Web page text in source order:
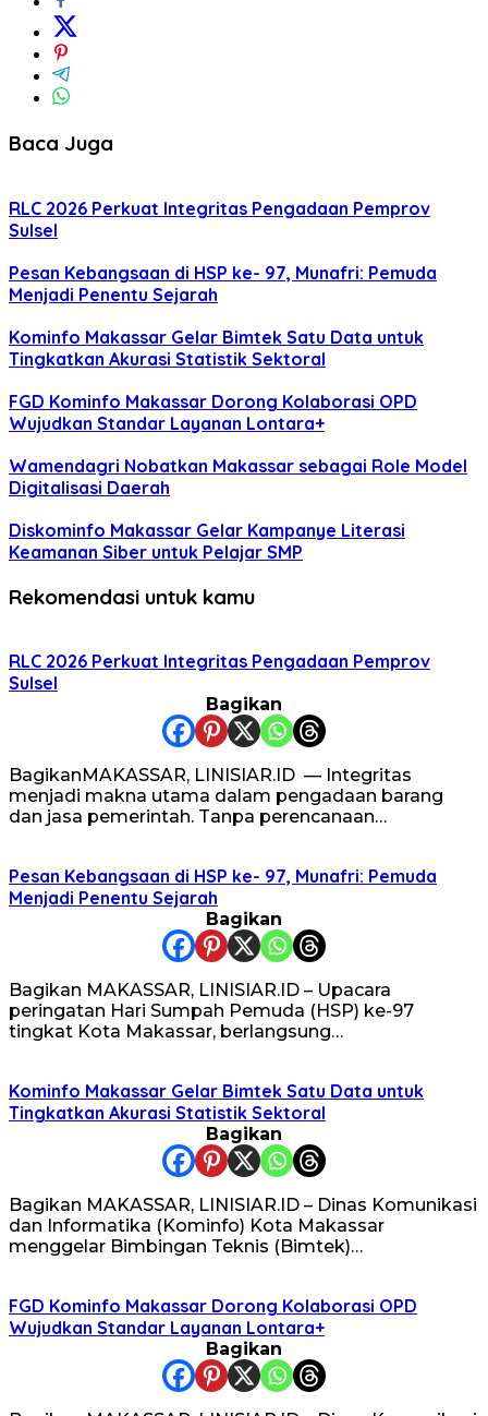
Baca Juga
RLC 2026 Perkuat Integritas Pengadaan Pemprov
Sulsel
Pesan Kebangsaan di HSP ke- 97, Munafri: Pemuda
Menjadi Penentu Sejarah
Kominfo Makassar Gelar Bimtek Satu Data untuk
Tingkatkan Akurasi Statistik Sektoral
FGD Kominfo Makassar Dorong Kolaborasi OPD
Wujudkan Standar Layanan Lontara+
Wamendagri Nobatkan Makassar sebagai Role Model
Digitalisasi Daerah
Diskominfo Makassar Gelar Kampanye Literasi
Keamanan Siber untuk Pelajar SMP
Rekomendasi untuk kamu
RLC 2026 Perkuat Integritas Pengadaan Pemprov
Sulsel
Bagikan
BagikanMAKASSAR, LINISIAR.ID — Integritas
menjadi makna utama dalam pengadaan barang
dan jasa pemerintah. Tanpa perencanaan…
Pesan Kebangsaan di HSP ke- 97, Munafri: Pemuda
Menjadi Penentu Sejarah
Bagikan
Bagikan MAKASSAR, LINISIAR.ID – Upacara
peringatan Hari Sumpah Pemuda (HSP) ke-97
tingkat Kota Makassar, berlangsung…
Kominfo Makassar Gelar Bimtek Satu Data untuk
Tingkatkan Akurasi Statistik Sektoral
Bagikan
Bagikan MAKASSAR, LINISIAR.ID – Dinas Komunikasi
dan Informatika (Kominfo) Kota Makassar
menggelar Bimbingan Teknis (Bimtek)…
FGD Kominfo Makassar Dorong Kolaborasi OPD
Wujudkan Standar Layanan Lontara+
Bagikan